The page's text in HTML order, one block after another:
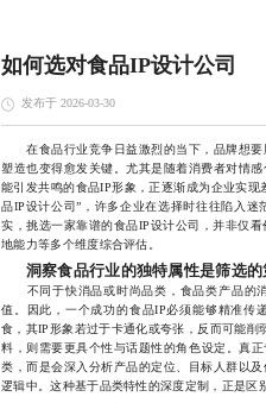
如何选对食品IP设计公司
发布于 2026-03-30
在食品行业竞争日益激烈的当下，品牌想要
塑造也变得愈发关键。尤其是随着消费者对情
能引发共鸣的食品IP形象，正逐渐成为企业实
品IP设计公司”，许多企业在选择时往往陷入
实，挑选一家靠谱的食品IP设计公司，并非仅
地能力等多个维度综合评估。
洞察食品行业的独特属性是筛选
不同于快消品或时尚品类，食品类产品的
值。因此，一个成功的食品IP必须能够精准传
食，其IP形象若过于卡通化或夸张，反而可能削
料，则需要更具个性与话题性的角色设定。真
类，而是会深入分析产品的定位、目标人群以
逻辑中。这种基于品类特性的深度定制，正是区